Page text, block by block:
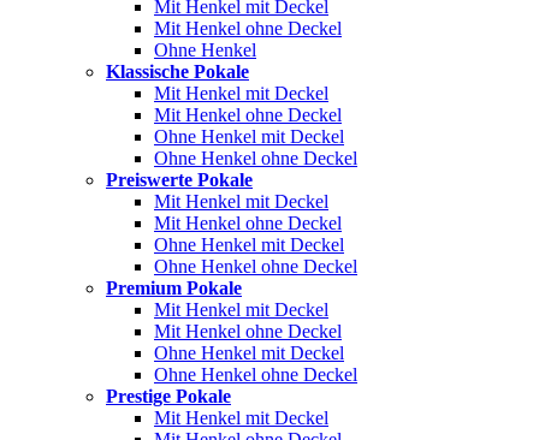
Mit Henkel mit Deckel
Mit Henkel ohne Deckel
Ohne Henkel
Klassische Pokale
Mit Henkel mit Deckel
Mit Henkel ohne Deckel
Ohne Henkel mit Deckel
Ohne Henkel ohne Deckel
Preiswerte Pokale
Mit Henkel mit Deckel
Mit Henkel ohne Deckel
Ohne Henkel mit Deckel
Ohne Henkel ohne Deckel
Premium Pokale
Mit Henkel mit Deckel
Mit Henkel ohne Deckel
Ohne Henkel mit Deckel
Ohne Henkel ohne Deckel
Prestige Pokale
Mit Henkel mit Deckel